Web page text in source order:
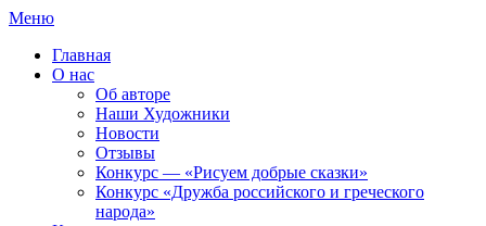
Меню
Главная
О нас
Об авторе
Наши Художники
Новости
Отзывы
Конкурс — «Рисуем добрые сказки»
Конкурс «Дружба российского и греческого
народа»